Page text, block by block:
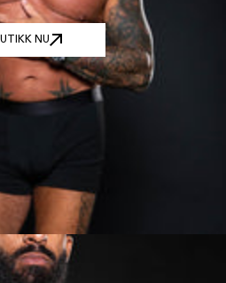
NU